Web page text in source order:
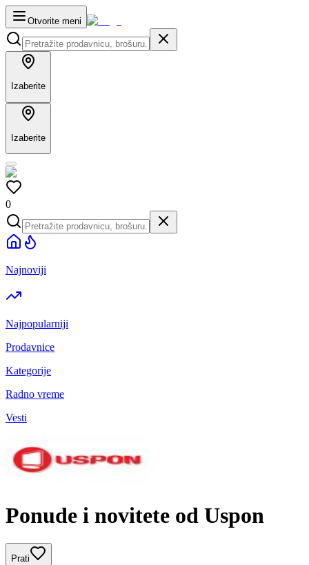
Otvorite meni
Izaberite
Izaberite
0
Najnoviji
Najpopularniji
Prodavnice
Kategorije
Radno vreme
Vesti
Ponude i novitete od Uspon
Prati